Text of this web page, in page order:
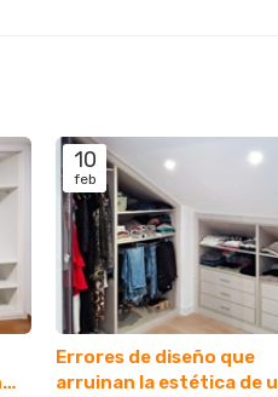
10
feb
Errores de diseño que
arruinan la estética de